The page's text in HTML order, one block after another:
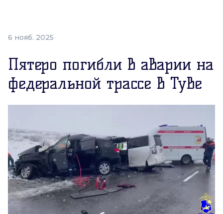
6 нояб. 2025
Пятеро погибли в аварии на
федеральной трассе в Туве